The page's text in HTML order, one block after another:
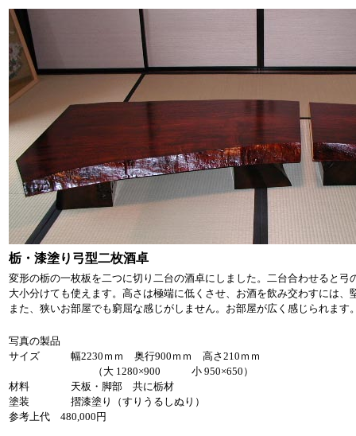
栃・漆塗り弓型二枚酒卓
変形の栃の一枚板を二つに切り二台の酒卓にしました。二台合わせると弓
大小分けても使えます。高さは極端に低くさせ、お酒を飲み交わすには
また、狭いお部屋でも窮屈な感じがしません。お部屋が広く感じられます
写真の製品
サイズ 幅2230ｍｍ 奥行900ｍｍ 高さ210ｍｍ
（大 1280×900 小 950×650）
材料 天板・脚部 共に栃材
塗装 摺漆塗り（すりうるしぬり）
参考上代 480,000円